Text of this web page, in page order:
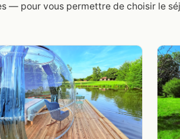
— pour vous permettre de choisir le